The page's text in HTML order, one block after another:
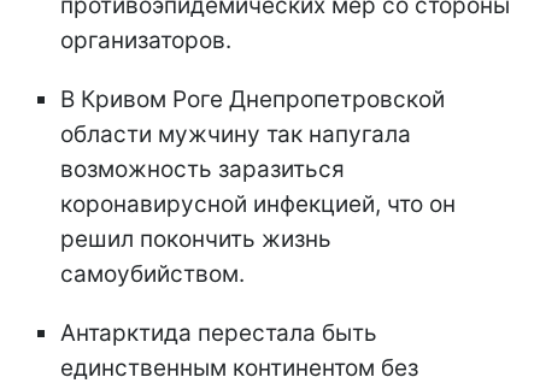
организаторов.
В Кривом Роге Днепропетровской
области мужчину так напугала
возможность заразиться
коронавирусной инфекцией, что он
решил покончить жизнь
самоубийством.
Антарктида перестала быть
единственным континентом без